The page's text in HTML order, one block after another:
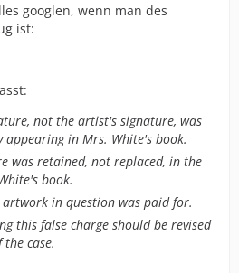
googlen, wenn man des
ist:
not the artist's signature, was
appearing in Mrs. White's book.
was retained, not replaced, in the
book.
in question was paid for.
this false charge should be revised
case.